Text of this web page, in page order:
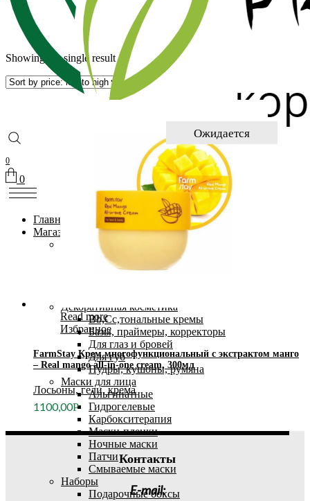
0
0
Главная
Магазин
Аксессуары
Массажёры для лица и тела
Повязка для волос
Декоративная косметика
Bb,Cc,тональные кремы
Базы, праймеры, корректоры
Для глаз и бровей
Для губ
Пудры, кушоны, румяна
Маски для лица
Альгинатные
Гидрогелевые
Карбокситерапия
Маски-пленки
Ночные маски
Патчи
Смываемые маски
Наборы
Подарочные боксы
Showing the single result
Ожидается
Read more
Избранное
FarmStay Крем многофункциональный с экстрактом манго
– Real mango all-in-one cream, 300мл
Лосьоны, гели, крема
1100,00Р
Контакты
E-mail: